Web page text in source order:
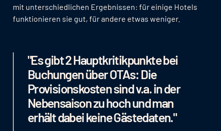
mit unterschiedlichen Ergebnissen: für einige Hotels
funktionieren sie gut, für andere etwas weniger.
"Es gibt 2 Hauptkritikpunkte bei
Buchungen über OTAs: Die
Provisionskosten sind v.a. in der
Nebensaison zu hoch und man
erhält dabei keine Gästedaten."